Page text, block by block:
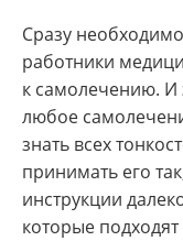
Сразу
работники
к самолечению. И
любое
знать всех
принимать его
инструкции
которые